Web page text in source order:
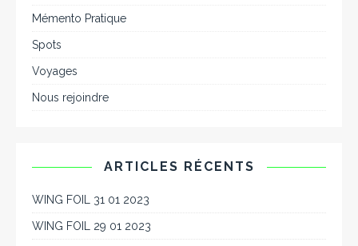
Mémento Pratique
Spots
Voyages
Nous rejoindre
ARTICLES RÉCENTS
WING FOIL 31 01 2023
WING FOIL 29 01 2023